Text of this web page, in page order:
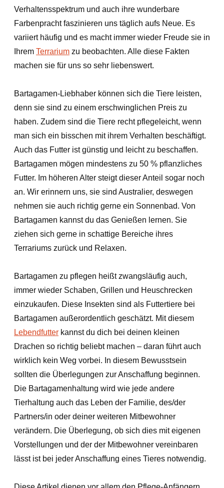
Verhaltensspektrum und auch ihre wunderbare
Farbenpracht faszinieren uns täglich aufs Neue. Es
variiert häufig und es macht immer wieder Freude sie in
Ihrem Terrarium zu beobachten. Alle diese Fakten
machen sie für uns so sehr liebenswert.
Bartagamen-Liebhaber können sich die Tiere leisten,
denn sie sind zu einem erschwinglichen Preis zu
haben. Zudem sind die Tiere recht pflegeleicht, wenn
man sich ein bisschen mit ihrem Verhalten beschäftigt.
Auch das Futter ist günstig und leicht zu beschaffen.
Bartagamen mögen mindestens zu 50 % pflanzliches
Futter. Im höheren Alter steigt dieser Anteil sogar noch
an. Wir erinnern uns, sie sind Australier, deswegen
nehmen sie auch richtig gerne ein Sonnenbad. Von
Bartagamen kannst du das Genießen lernen. Sie
ziehen sich gerne in schattige Bereiche ihres
Terrariums zurück und Relaxen.
Bartagamen zu pflegen heißt zwangsläufig auch,
immer wieder Schaben, Grillen und Heuschrecken
einzukaufen. Diese Insekten sind als Futtertiere bei
Bartagamen außerordentlich geschätzt. Mit diesem
Lebendfutter kannst du dich bei deinen kleinen
Drachen so richtig beliebt machen – daran führt auch
wirklich kein Weg vorbei. In diesem Bewusstsein
sollten die Überlegungen zur Anschaffung beginnen.
Die Bartagamenhaltung wird wie jede andere
Tierhaltung auch das Leben der Familie, des/der
Partners/in oder deiner weiteren Mitbewohner
verändern. Die Überlegung, ob sich dies mit eigenen
Vorstellungen und der der Mitbewohner vereinbaren
lässt ist bei jeder Anschaffung eines Tieres notwendig.